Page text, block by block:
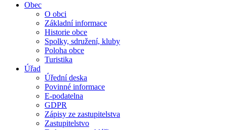
Obec
O obci
Základní informace
Historie obce
Spolky, sdružení, kluby
Poloha obce
Turistika
Úřad
Úřední deska
Povinné informace
E-podatelna
GDPR
Zápisy ze zastupitelstva
Zastupitelstvo